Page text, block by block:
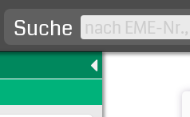
Suche